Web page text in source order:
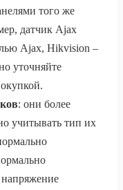
того же
датчик Ajax
Ajax, Hikvision –
уточняйте
: они более
учитывать тип их